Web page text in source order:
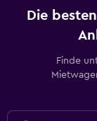
Die
Finde